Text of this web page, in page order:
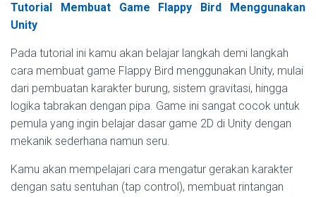
Tutorial Membuat Game Flappy Bird Menggunakan
Unity
Pada tutorial ini kamu akan belajar langkah demi langkah
cara membuat game Flappy Bird menggunakan Unity, mulai
dari pembuatan karakter burung, sistem gravitasi, hingga
logika tabrakan dengan pipa. Game ini sangat cocok untuk
pemula yang ingin belajar dasar game 2D di Unity dengan
mekanik sederhana namun seru.
Kamu akan mempelajari cara mengatur gerakan karakter
dengan satu sentuhan (tap control), membuat rintangan